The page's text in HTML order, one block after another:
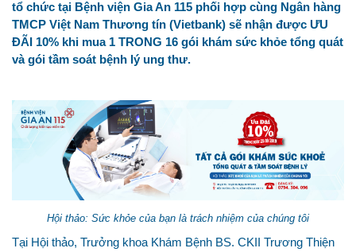
tổ chức tại Bệnh viện Gia An 115 phối hợp cùng Ngân hàng
TMCP Việt Nam Thương tín (Vietbank) sẽ nhận được ƯU
ĐÃI 10% khi mua 1 TRONG 16 gói khám sức khỏe tổng quát
và gói tầm soát bệnh lý ung thư.
Hội thảo: Sức khỏe của bạn là trách nhiệm của chúng tôi
Tại Hội thảo, Trưởng khoa Khám Bệnh BS. CKII Trương Thiện